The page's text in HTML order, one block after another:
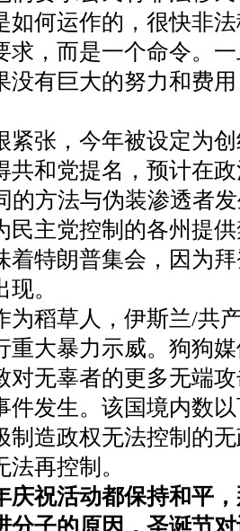
如何运作的，很快非
求，而是一个命令。
没有巨大的努力和费
紧张，今年被设定为
共和党提名，预计在
的方法与伪装渗透者
民主党控制的各州提
着特朗普集会，因为
。
为稻草人，伊斯兰/共
重大暴力示威。狗狗
对无辜者的更多无端
件发生。该国境内数
制造政权无法控制的
再控制。
庆祝活动都保持和平